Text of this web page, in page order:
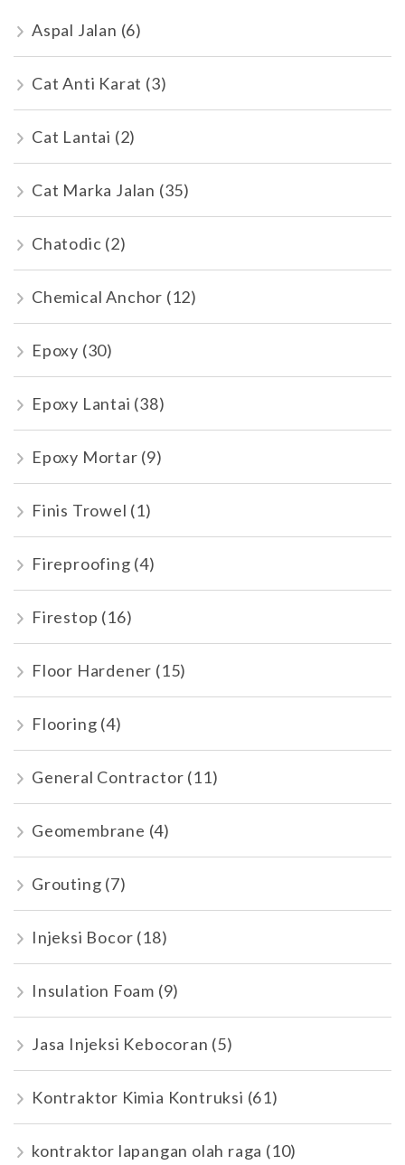
Aspal Jalan (6)
Cat Anti Karat (3)
Cat Lantai (2)
Cat Marka Jalan (35)
Chatodic (2)
Chemical Anchor (12)
Epoxy (30)
Epoxy Lantai (38)
Epoxy Mortar (9)
Finis Trowel (1)
Fireproofing (4)
Firestop (16)
Floor Hardener (15)
Flooring (4)
General Contractor (11)
Geomembrane (4)
Grouting (7)
Injeksi Bocor (18)
Insulation Foam (9)
Jasa Injeksi Kebocoran (5)
Kontraktor Kimia Kontruksi (61)
kontraktor lapangan olah raga (10)